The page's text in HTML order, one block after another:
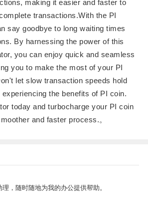
making it easier and faster to
transactions.With the PI
say goodbye to long waiting times
By harnessing the power of this
you can enjoy quick and seamless
you to make the most of your PI
let slow transaction speeds hold
the benefits of PI coin.
today and turbocharge your PI coin
and faster process.。
，随时随地为我的办公提供帮助。